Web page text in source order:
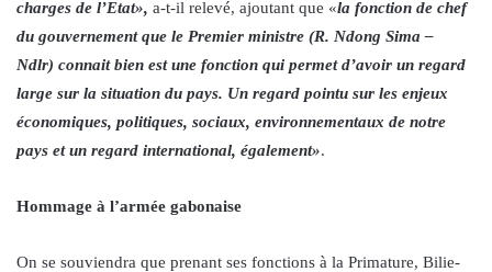
charges de l’Etat», a-t-il relevé, ajoutant que «la fonction de chef
du gouvernement que le Premier ministre (R. Ndong Sima –
Ndlr) connait bien est une fonction qui permet d’avoir un regard
large sur la situation du pays. Un regard pointu sur les enjeux
économiques, politiques, sociaux, environnementaux de notre
pays et un regard international, également».
Hommage à l’armée gabonaise
On se souviendra que prenant ses fonctions à la Primature, Bilie-